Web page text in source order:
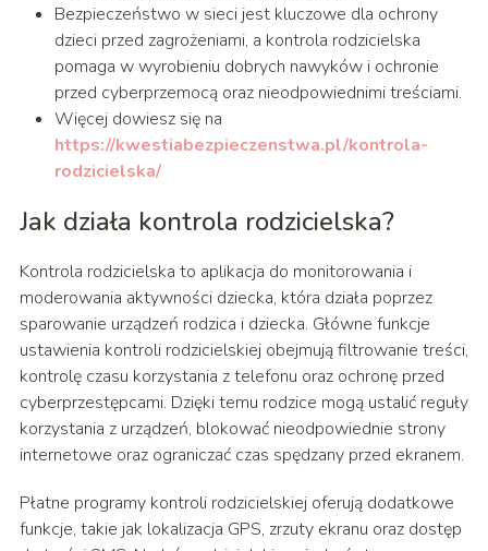
Bezpieczeństwo w sieci jest kluczowe dla ochrony
dzieci przed zagrożeniami, a kontrola rodzicielska
pomaga w wyrobieniu dobrych nawyków i ochronie
przed cyberprzemocą oraz nieodpowiednimi treściami.
Więcej dowiesz się na
https://kwestiabezpieczenstwa.pl/kontrola-
rodzicielska/
Jak działa kontrola rodzicielska?
Kontrola rodzicielska to aplikacja do monitorowania i
moderowania aktywności dziecka, która działa poprzez
sparowanie urządzeń rodzica i dziecka. Główne funkcje
ustawienia kontroli rodzicielskiej obejmują filtrowanie treści,
kontrolę czasu korzystania z telefonu oraz ochronę przed
cyberprzestępcami. Dzięki temu rodzice mogą ustalić reguły
korzystania z urządzeń, blokować nieodpowiednie strony
internetowe oraz ograniczać czas spędzany przed ekranem.
Płatne programy kontroli rodzicielskiej oferują dodatkowe
funkcje, takie jak lokalizacja GPS, zrzuty ekranu oraz dostęp